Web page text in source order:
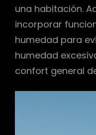
una habitación.
incorporar
humedad para
humedad
confort general